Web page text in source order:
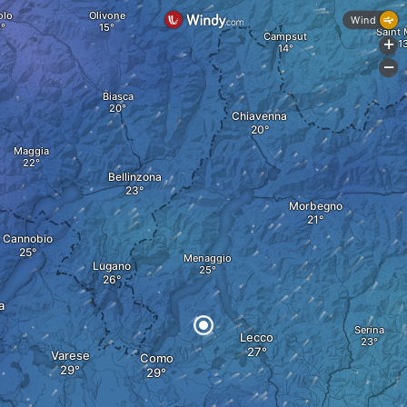
Como
Varese
Lugano
Cannobio
Serina
Lecco
Menaggio
Maggia
Biasca
Bellinzona
Olivone
Campsut
Chiavenna
Saint
Morbegno
Wind
+
-